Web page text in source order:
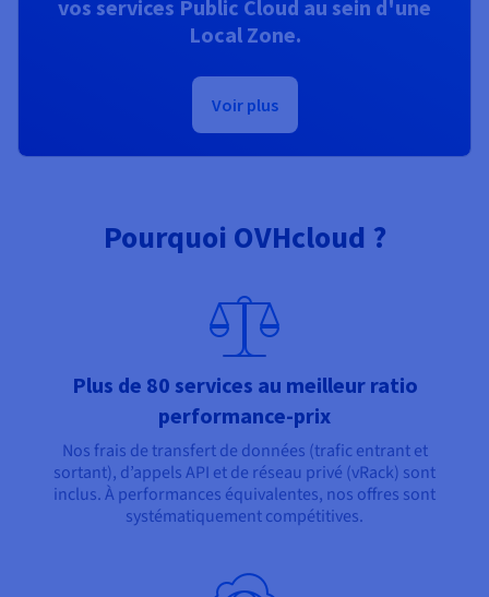
vos services Public Cloud au sein d'une
Local Zone.
Voir plus
Pourquoi OVHcloud ?
Plus de 80 services au meilleur ratio
performance-prix
Nos frais de transfert de données (trafic entrant et
sortant), d’appels API et de réseau privé (vRack) sont
inclus. À performances équivalentes, nos offres sont
systématiquement compétitives.